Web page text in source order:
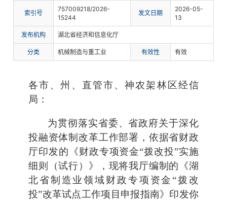
索引 号
757009218/2026-
15244
发文日期
2026-05-
13
发布机构 湖北省经济和信息化厅
分类 机械制造与重工业 有效性 有效
各市、州、直管市、神农架林区经信
局：
为贯彻落实省委、省政府关于深化
投融资体制改革工作部署，依据省财政
厅印发的《财政专项资金“拨改投”实施
细则（试行）》，现将我厅编制的《湖
北省制造业领域财政专项资金“拨改
投”改革试点工作项目申报指南》印发你